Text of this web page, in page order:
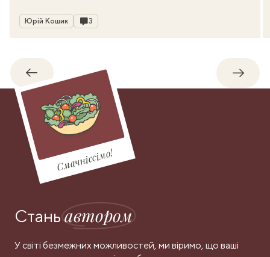
Автор
Юрій Кошик Коментарі
3
Назад
Смачніссімо!
Станьавтором
У світі безмежних можливостей, ми віримо, що ваші